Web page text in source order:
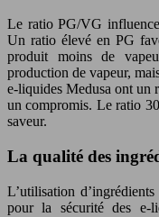
Le ratio PG/VG
Un ratio élevé en PG
produit moins de
production de vapeur,
e-liquides Medusa ont un
un compromis. Le ratio
saveur.
La qualité des
L’utilisation
pour la sécurité des